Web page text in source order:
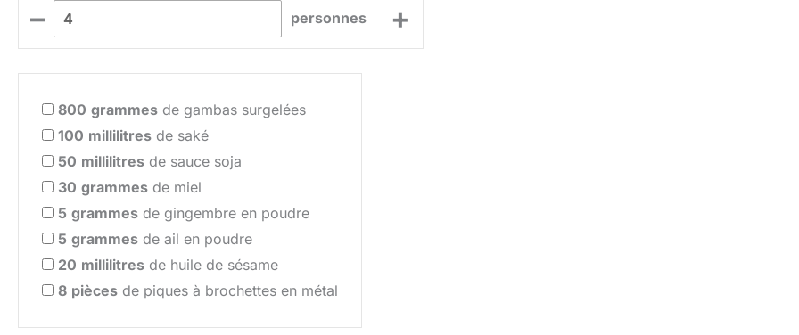
– personnes +
800 grammes de gambas surgelées
100 millilitres de saké
50 millilitres de sauce soja
30 grammes de miel
5 grammes de gingembre en poudre
5 grammes de ail en poudre
20 millilitres de huile de sésame
8 pièces de piques à brochettes en métal